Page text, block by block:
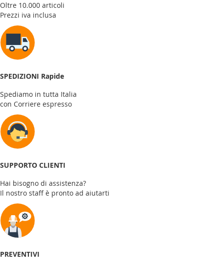
Oltre 10.000 articoli
Prezzi iva inclusa
SPEDIZIONI Rapide
Spediamo in tutta Italia
con Corriere espresso
SUPPORTO CLIENTI
Hai bisogno di assistenza?
Il nostro staff è pronto ad aiutarti
PREVENTIVI